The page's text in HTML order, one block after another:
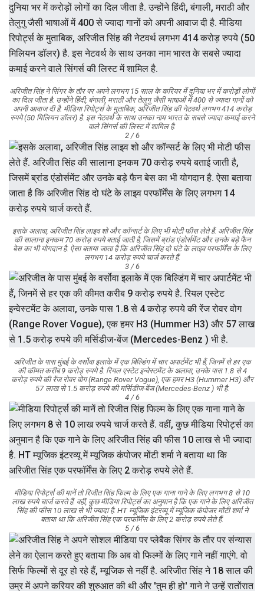
अरिजीत सिंह ने सिंगर के तौर पर अपने लगभग 15 साल के करियर में दुनिया भर में करोड़ों लोगों
का दिल जीता है. उन्होंने हिंदी, बंगाली, मराठी और तेलुगु जैसी भाषाओं में 400 से ज्यादा गानों को
अपनी आवाज दी है. मीडिया रिपोर्ट्स के मुताबिक, अरिजीत सिंह की नेटवर्थ लगभग 414 करोड़
रुपये (50 मिलियन डॉलर) है. इस नेटवर्थ के साथ उनका नाम भारत के सबसे ज्यादा कमाई करने
वाले सिंगर्स की लिस्ट में शामिल है.
2 / 6
इसके अलावा, अरिजीत सिंह लाइव शो और कॉन्सर्ट के लिए भी मोटी फीस लेते हैं. अरिजीत सिंह
की सालाना इनकम 70 करोड़ रुपये बताई जाती है, जिसमें ब्रांड एंडोर्समेंट और उनके बड़े फैन
बेस का भी योगदान है. ऐसा बताया जाता है कि अरिजीत सिंह दो घंटे के लाइव परफॉर्मेंस के लिए
लगभग 14 करोड़ रुपये चार्ज करते हैं.
3 / 6
अरिजीत के पास मुंबई के वर्सोवा इलाके में एक बिल्डिंग में चार अपार्टमेंट भी हैं, जिनमें से हर एक
की कीमत करीब 9 करोड़ रुपये है. रियल एस्टेट इन्वेस्टमेंट के अलावा, उनके पास 1.8 से 4
करोड़ रुपये की रेंज रोवर वोग (Range Rover Vogue), एक हमर H3 (Hummer H3) और
57 लाख से 1.5 करोड़ रुपये की मर्सिडीज-बेंज (Mercedes-Benz ) भी है.
4 / 6
मीडिया रिपोर्ट्स की मानें तो रिजीत सिंह फिल्म के लिए एक गाना गाने के लिए लगभग 8 से 10
लाख रुपये चार्ज करते हैं. वहीं, कुछ मीडिया रिपोर्ट्स का अनुमान है कि एक गाने के लिए अरिजीत
सिंह की फीस 10 लाख से भी ज्यादा है. HT म्यूजिक इंटरव्यू में म्यूजिक कंपोजर मोंटी शर्मा ने
बताया था कि अरिजीत सिंह एक परफॉर्मेंस के लिए 2 करोड़ रुपये लेते हैं.
5 / 6